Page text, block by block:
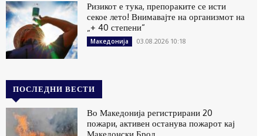
Ризикот е тука, препораките се исти
секое лето! Внимавајте на организмот на
„+ 40 степени“
Македонија 03.08.2026 10:18
ПОСЛЕДНИ ВЕСТИ
Во Македонија регистрирани 20
пожари, активен останува пожарот кај